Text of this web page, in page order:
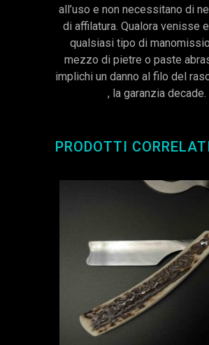
all’uso e non necessitano di
di affilatura. Qualora venisse
qualsiasi tipo di
mezzo di pietre o paste
implichi un danno al filo del
, la garanzia decade.
PRODOTTI